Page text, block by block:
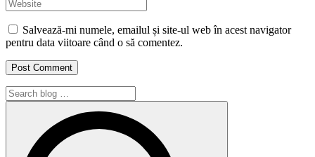
Salvează-mi numele, emailul și site-ul web în acest navigator
pentru data viitoare când o să comentez.